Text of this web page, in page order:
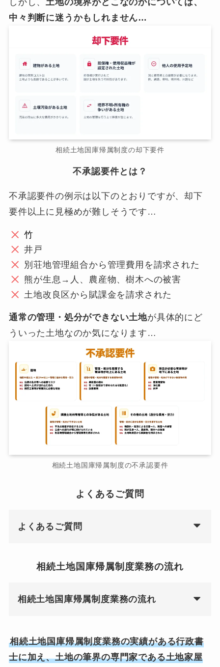
しかし、土地の境界がどこなのかについては、
中々判断に迷うかもしれません…
相続土地国庫帰属制度の却下要件
不承認要件とは？
不承認要件の例示は以下のとおりですが、却下
要件以上に見極めが難しそうです…
竹
井戸
別荘地管理組合から管理費用を請求された
熊が生息→人、農産物、樹木への被害
土地改良区から賦課金を請求された
通常の管理・処分ができない土地が具体的にど
ういった土地なのか気になります…
相続土地国庫帰属制度の不承認要件
よくあるご質問
よくあるご質問
相続土地国庫帰属制度業務の流れ
相続土地国庫帰属制度業務の流れ
相続土地国庫帰属制度業務の実績がある行政書
士に加え、土地の筆界の専門家である土地家屋